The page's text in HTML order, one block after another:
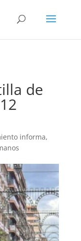
de
informa,